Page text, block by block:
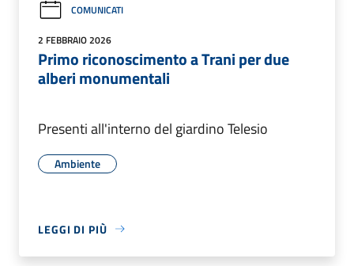
COMUNICATI
2 FEBBRAIO 2026
Primo riconoscimento a Trani per due
alberi monumentali
Presenti all'interno del giardino Telesio
Ambiente
LEGGI DI PIÙ